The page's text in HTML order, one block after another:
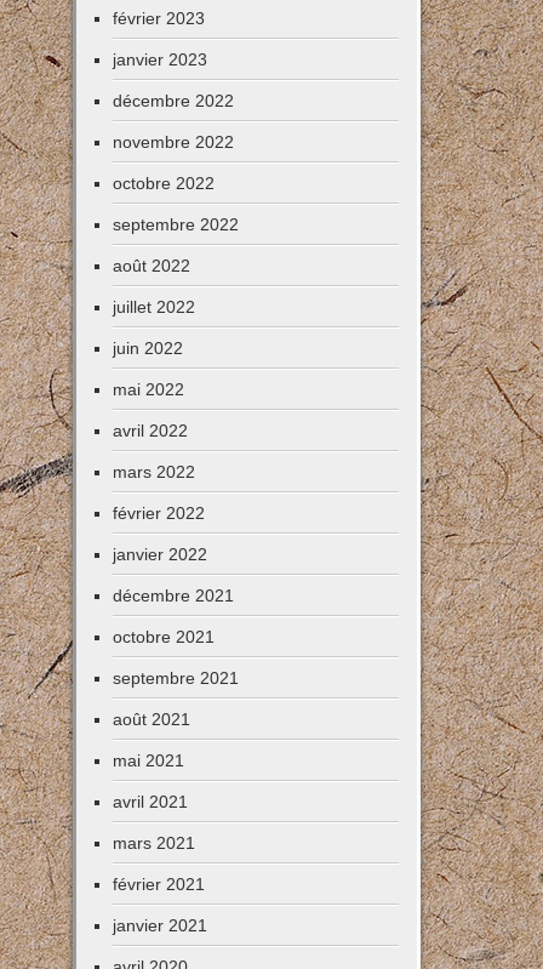
février 2023
janvier 2023
décembre 2022
novembre 2022
octobre 2022
septembre 2022
août 2022
juillet 2022
juin 2022
mai 2022
avril 2022
mars 2022
février 2022
janvier 2022
décembre 2021
octobre 2021
septembre 2021
août 2021
mai 2021
avril 2021
mars 2021
février 2021
janvier 2021